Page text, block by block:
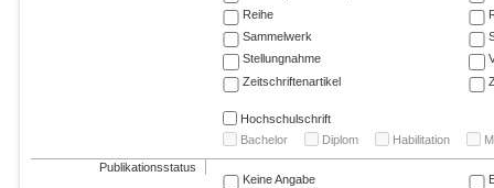
Reihe
Sammelwerk
Stellungnahme
Zeitschriftenartikel
Hochschulschrift
Bachelor
Diplom Habilitation
Publikationsstatus
Keine Angabe